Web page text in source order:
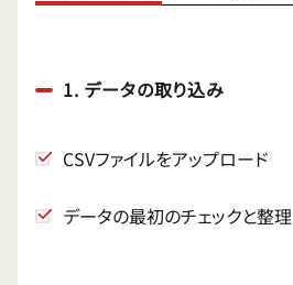
1. データの取り込み
CSVファイルをアップロード
データの最初のチェックと整理